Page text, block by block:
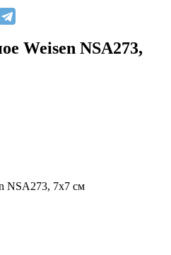
Weisen NSA273,
NSA273, 7х7 см